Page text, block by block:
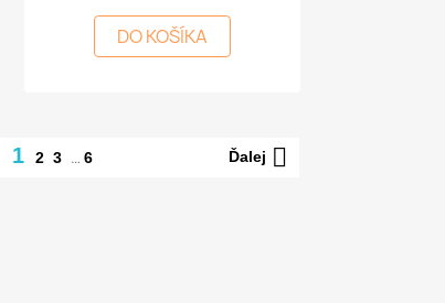
DO KOŠÍKA
123 … 6 Ďalej 